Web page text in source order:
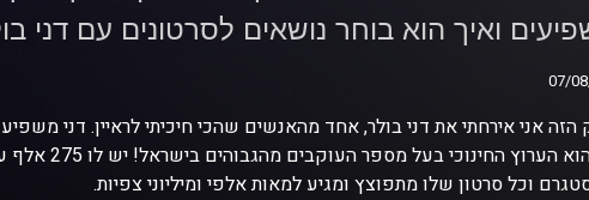
ואיך הוא בוחר
לסרטונים עם דני
07/
ואיך הוא בוחר נושאים לסרטונים עם דני
07/
אני אירחתי את דני בולר, אחד מהאנשים שהכי חיכיתי לראיין. דני
וכל סרטון שלו מתפוצץ ומגיע למאות אלפי ומיליוני צפיות.